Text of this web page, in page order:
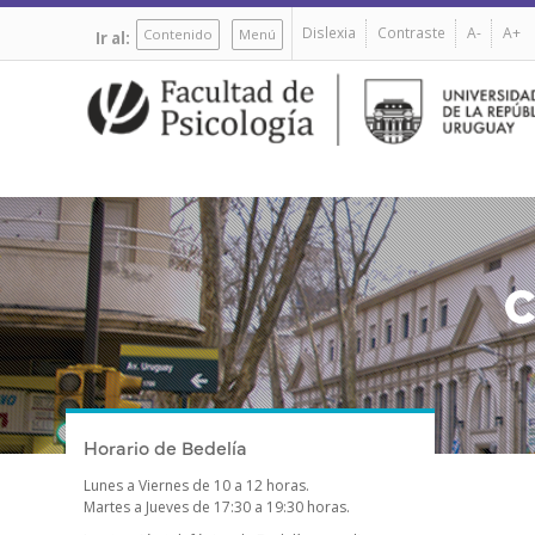
Pasar
contenido
Ir al: Contenido Menú Dislexia Contraste A- A+
Horario de Bedelía
Lunes a Viernes de 10 a 12 horas.
Martes a Jueves de 17:30 a 19:30 horas.